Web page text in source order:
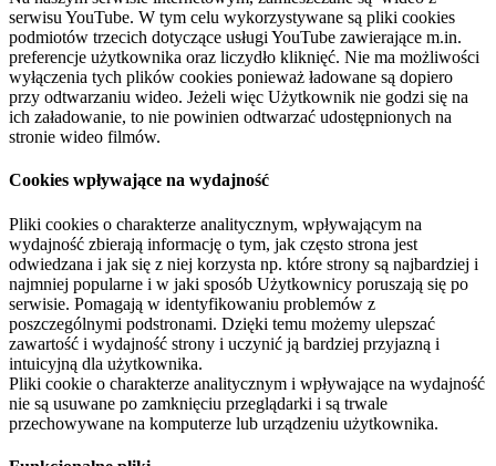
serwisu YouTube. W tym celu wykorzystywane są pliki cookies
podmiotów trzecich dotyczące usługi YouTube zawierające m.in.
preferencje użytkownika oraz liczydło kliknięć. Nie ma możliwości
wyłączenia tych plików cookies ponieważ ładowane są dopiero
przy odtwarzaniu wideo. Jeżeli więc Użytkownik nie godzi się na
ich załadowanie, to nie powinien odtwarzać udostępnionych na
stronie wideo filmów.
Cookies wpływające na wydajność
Pliki cookies o charakterze analitycznym, wpływającym na
wydajność zbierają informację o tym, jak często strona jest
odwiedzana i jak się z niej korzysta np. które strony są najbardziej i
najmniej popularne i w jaki sposób Użytkownicy poruszają się po
serwisie. Pomagają w identyfikowaniu problemów z
poszczególnymi podstronami. Dzięki temu możemy ulepszać
zawartość i wydajność strony i uczynić ją bardziej przyjazną i
intuicyjną dla użytkownika.
Pliki cookie o charakterze analitycznym i wpływające na wydajność
nie są usuwane po zamknięciu przeglądarki i są trwale
przechowywane na komputerze lub urządzeniu użytkownika.